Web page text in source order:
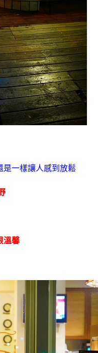
是一樣讓人感到放鬆
溫馨